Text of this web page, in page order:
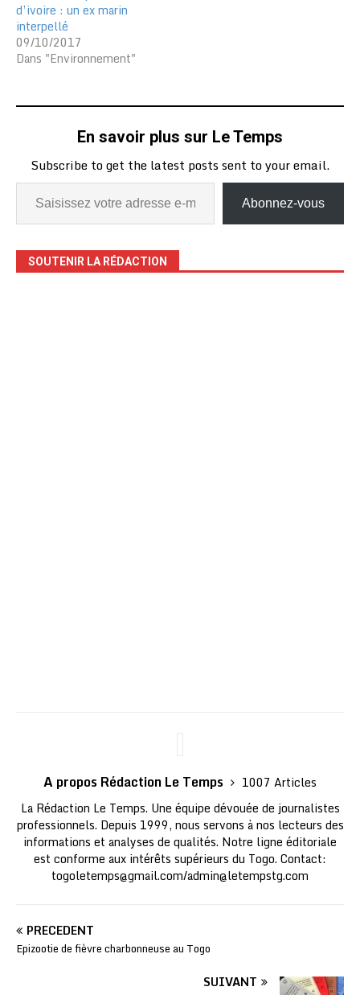
d’ivoire : un ex marin
interpellé
09/10/2017
Dans "Environnement"
En savoir plus sur Le Temps
Subscribe to get the latest posts sent to your email.
Abonnez-vous
SOUTENIR LA RÉDACTION
A propos Rédaction Le Temps
1007 Articles
La Rédaction Le Temps. Une équipe dévouée de journalistes
professionnels. Depuis 1999, nous servons à nos lecteurs des
informations et analyses de qualités. Notre ligne éditoriale
est conforme aux intérêts supérieurs du Togo. Contact:
togoletemps@gmail.com/admin@letempstg.com
PRÉCÉDENT
Epizootie de fièvre charbonneuse au Togo
SUIVANT